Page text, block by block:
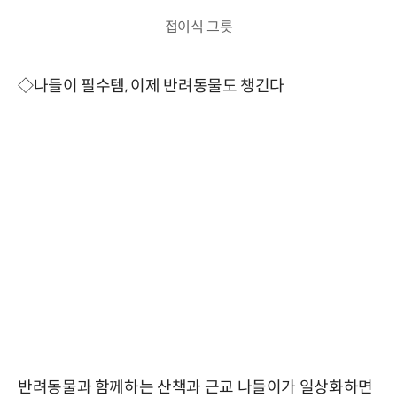
접이식 그릇
◇나들이 필수템, 이제 반려동물도 챙긴다
반려동물과 함께하는 산책과 근교 나들이가 일상화하면